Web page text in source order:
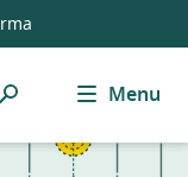
Cerca Menu